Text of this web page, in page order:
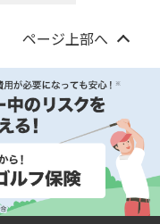
ページ上部へ